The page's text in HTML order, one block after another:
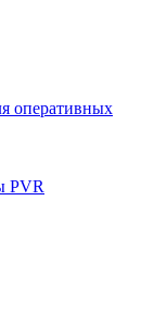
оперативных
PVR